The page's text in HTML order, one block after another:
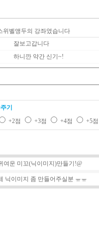
위벨앵두의 강좌였습니다
잘보고갑니다
하니깐 약간 신기~!
기
+2점 +3점 +4점 +5
여운 미꼬(닉이미지)만들기!@
닉이미지 좀 만들어주실분 ㅠㅠ